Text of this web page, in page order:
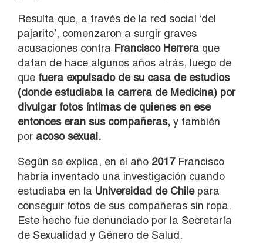
Resulta que, a través de la red social ‘del
pajarito’, comenzaron a surgir graves
acusaciones contra Francisco Herrera que
datan de hace algunos años atrás, luego de
que fuera expulsado de su casa de estudios
(donde estudiaba la carrera de Medicina) por
divulgar fotos íntimas de quienes en ese
entonces eran sus compañeras, y también
por acoso sexual.
Según se explica, en el año 2017Francisco
habría inventado una investigación cuando
estudiaba en la Universidad de Chilepara
conseguir fotos de sus compañeras sin ropa.
Este hecho fue denunciado por la Secretaría
de Sexualidad y Género de Salud.